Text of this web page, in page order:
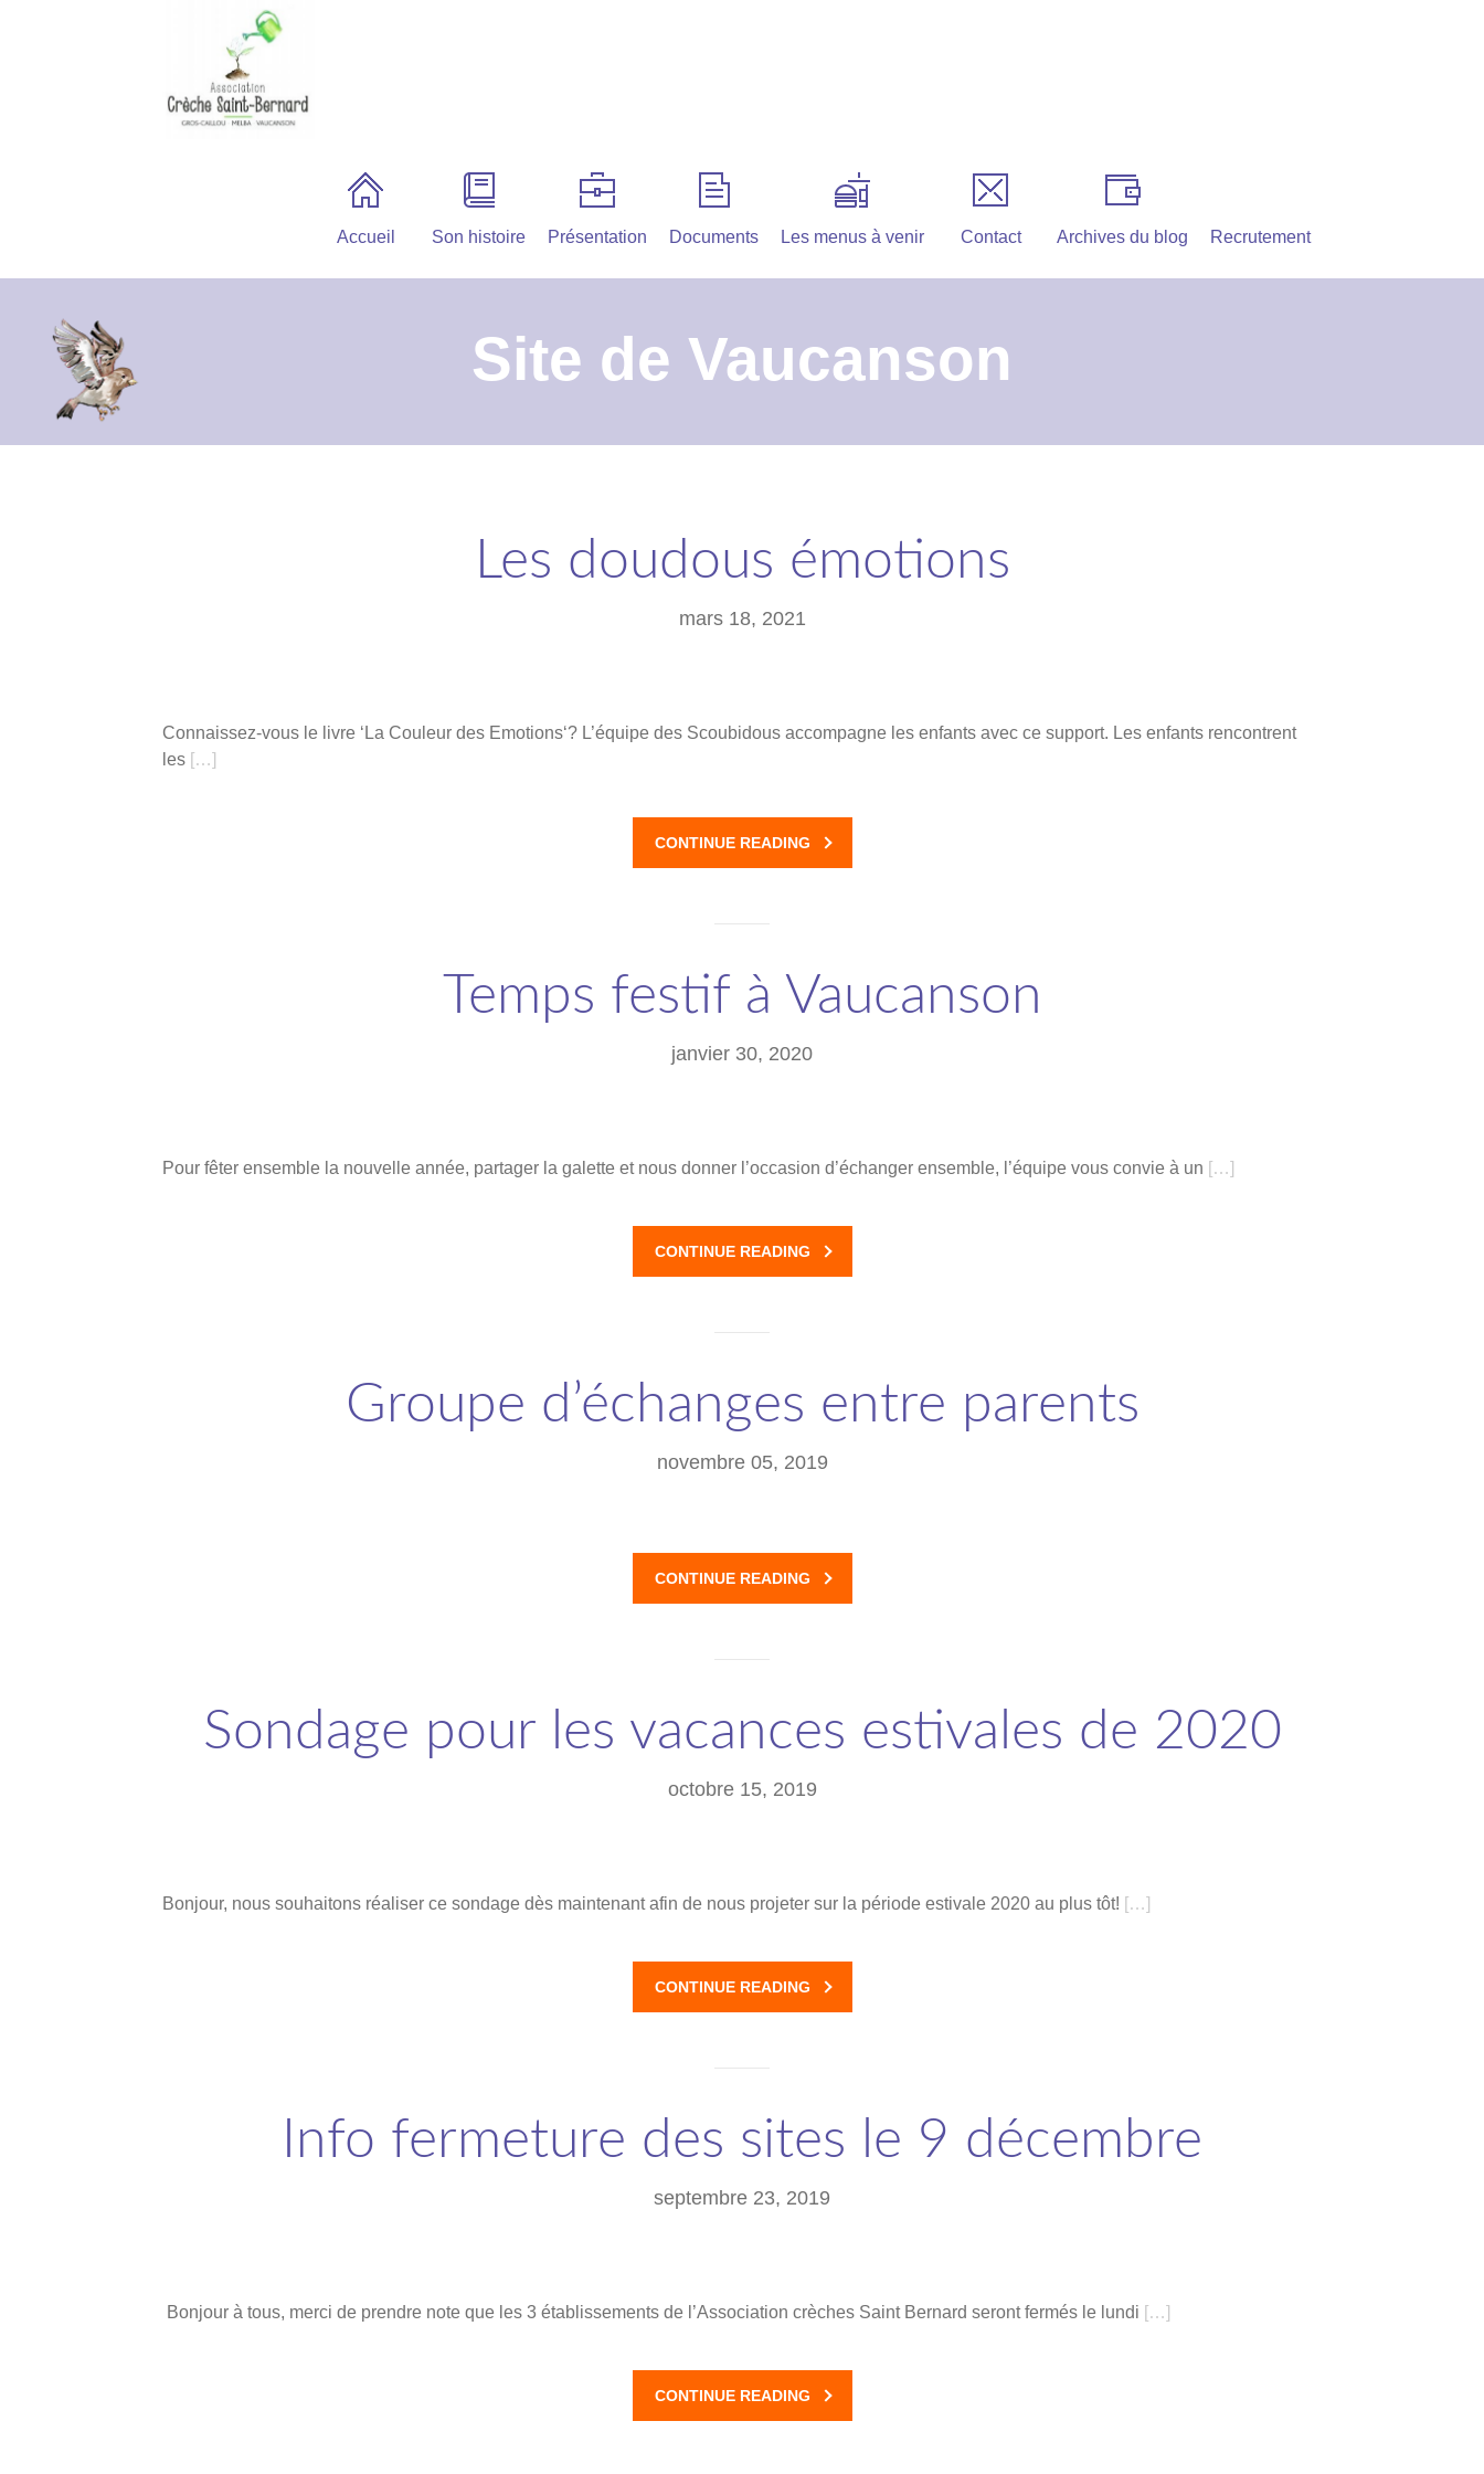
Accueil Son histoire Présentation Documents Les menus à venir Contact Archives du blog Recrutement
Site de Vaucanson
Les doudous émotions
mars 18, 2021
Connaissez-vous le livre ‘La Couleur des Emotions‘? L’équipe des Scoubidous accompagne les enfants avec ce support. Les enfants rencontrent
les […]
CONTINUE READING
Temps festif à Vaucanson
janvier 30, 2020
Pour fêter ensemble la nouvelle année, partager la galette et nous donner l’occasion d’échanger ensemble, l’équipe vous convie à un […]
CONTINUE READING
Groupe d’échanges entre parents
novembre 05, 2019
CONTINUE READING
Sondage pour les vacances estivales de 2020
octobre 15, 2019
Bonjour, nous souhaitons réaliser ce sondage dès maintenant afin de nous projeter sur la période estivale 2020 au plus tôt! […]
CONTINUE READING
Info fermeture des sites le 9 décembre
septembre 23, 2019
Bonjour à tous, merci de prendre note que les 3 établissements de l’Association crèches Saint Bernard seront fermés le lundi […]
CONTINUE READING